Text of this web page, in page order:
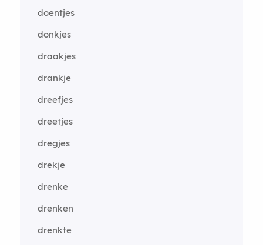
doentjes
donkjes
draakjes
drankje
dreefjes
dreetjes
dregjes
drekje
drenke
drenken
drenkte